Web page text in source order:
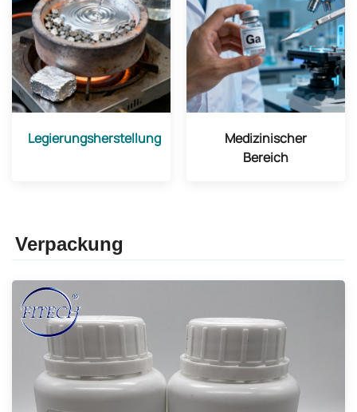
Legierungsherstellung
Medizinischer
Bereich
Verpackung